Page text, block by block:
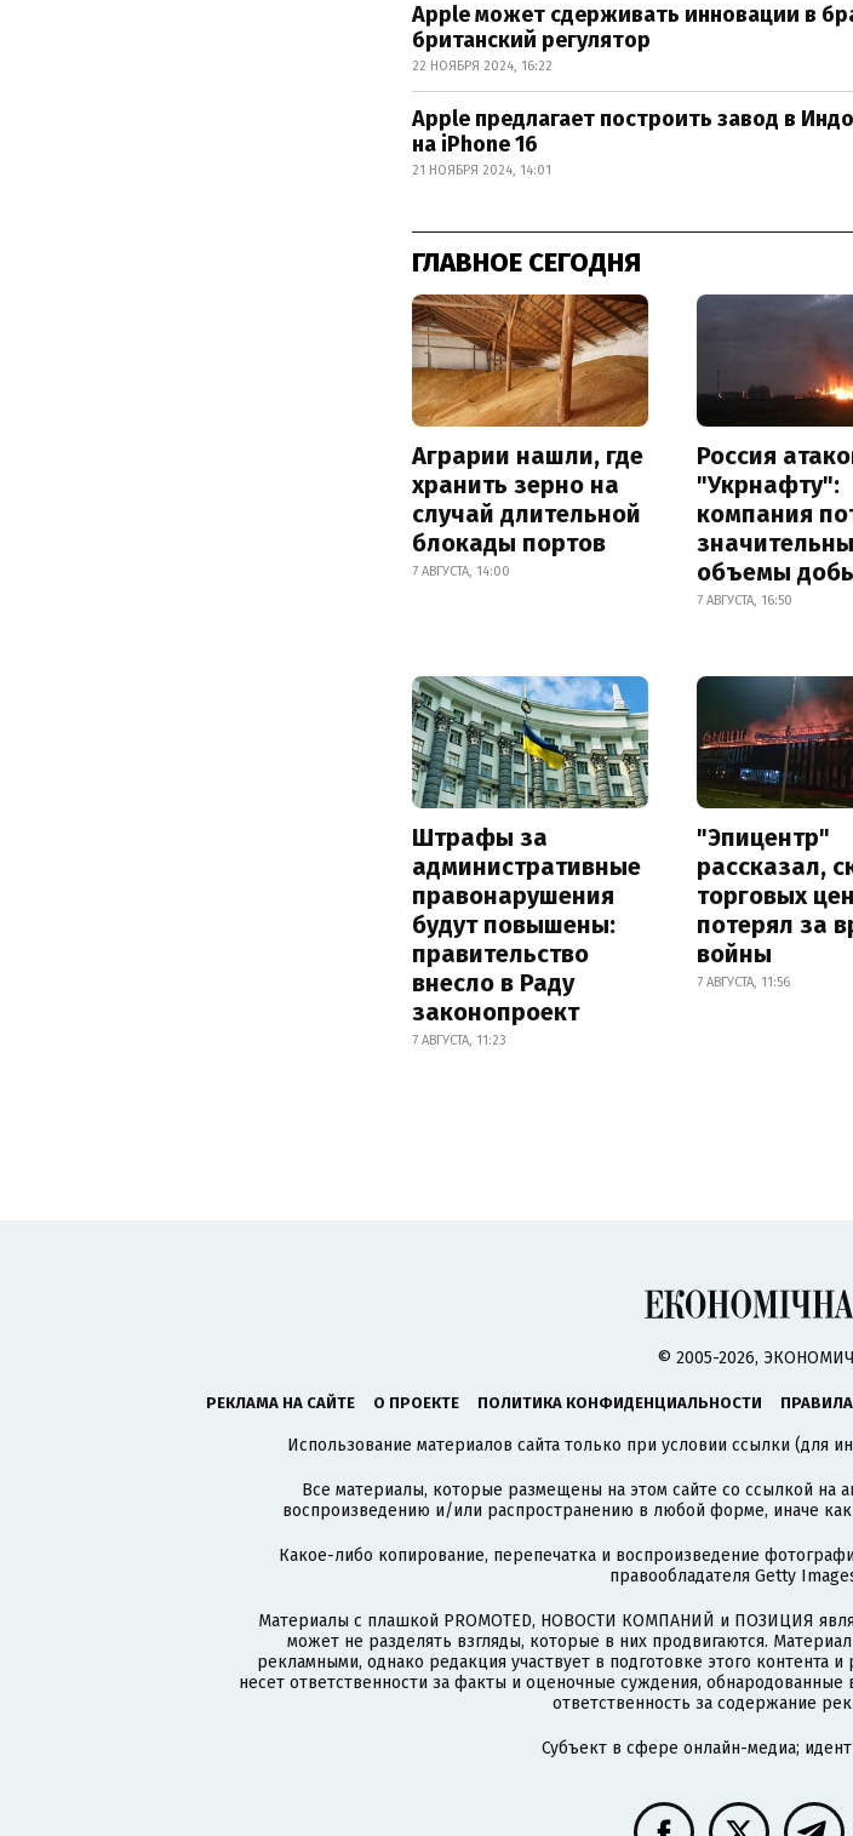
Apple может сдерживать инновации в
британский регулятор
22 НОЯБРЯ 2024, 16:22
Apple предлагает построить завод в
на iPhone 16
21 НОЯБРЯ 2024, 14:01
ГЛАВНОЕ СЕГОДНЯ
Аграрии нашли, где
хранить зерно на
случай длительной
блокады портов
7 АВГУСТА, 14:00
Россия
"Укрнафту":
компания
объемы
7 АВГУСТА, 16:50
Штрафы за
административные
правонарушения
будут повышены:
правительство
внесло в Раду
законопроект
7 АВГУСТА, 11:23
"Эпицентр"
рассказал,
торговых
потерял за
войны
7 АВГУСТА, 11:56
© 2005-2026,
РЕКЛАМА НА САЙТЕ О ПРОЕКТЕ ПОЛИТИКА КОНФИДЕНЦИАЛЬНОСТИ
Использование материалов сайта только при условии ссылки (для
Все материалы, которые размещены на этом сайте со ссылкой на
воспроизведению и/или распространению в любой форме, иначе
Какое-либо копирование, перепечатка и воспроизведение
правообладателя Getty
Материалы с плашкой PROMOTED, НОВОСТИ КОМПАНИЙ и ПОЗИЦИЯ
может не разделять взгляды, которые в них продвигаются.
рекламными, однако редакция участвует в подготовке этого контента
несет ответственности за факты и оценочные суждения,
ответственность за содержание
Субъект в сфере онлайн-медиа;